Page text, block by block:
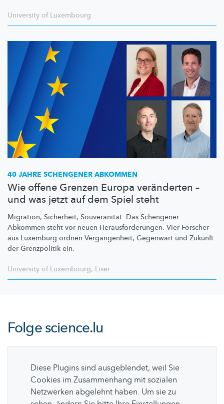
University of Luxembourg
40 JAHRE SCHENGENER ABKOMMEN
Wie offene Grenzen Europa veränderten –
und was jetzt auf dem Spiel steht
Migration, Sicherheit, Souveränität: Das Schengener
Abkommen steht vor neuen Herausforderungen. Vier Forscher
aus Luxemburg ordnen Vergangenheit, Gegenwart und Zukunft
der Grenzpolitik ein.
University of Luxembourg, Liser
Folgescience.lu
Diese Plugins sind ausgeblendet, weil Sie
Cookies im Zusammenhang mit sozialen
Netzwerken abgelehnt haben. Um sie zu